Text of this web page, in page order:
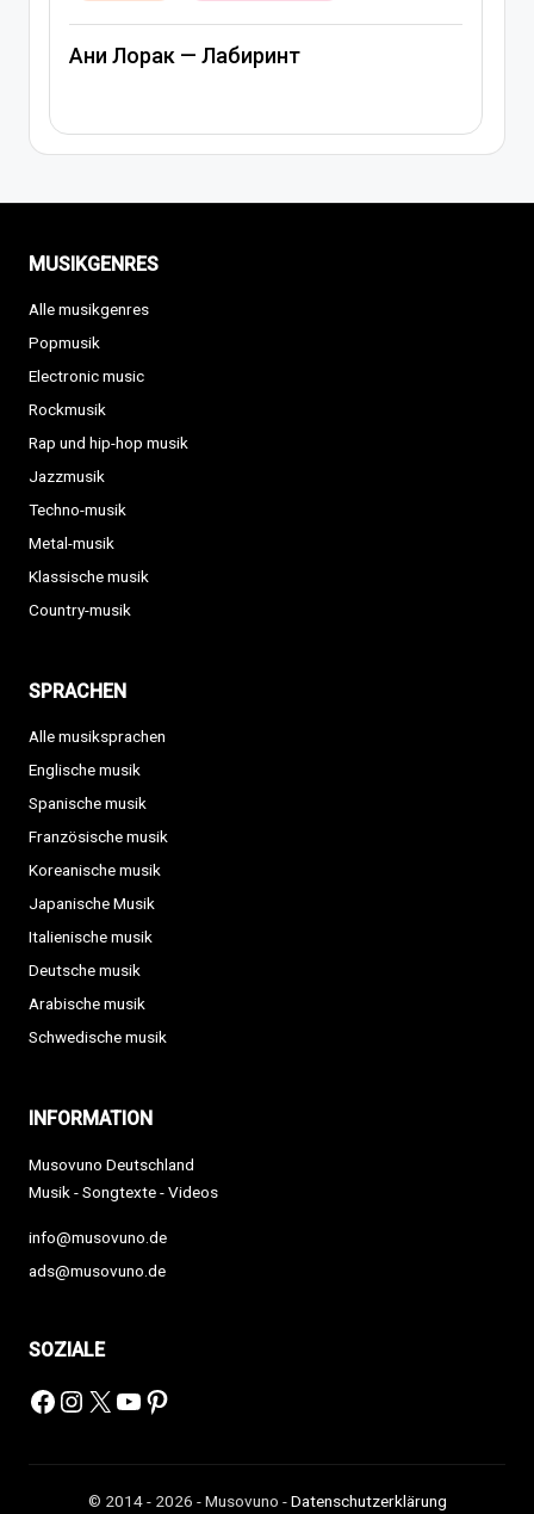
Ани Лорак — Лабиринт
MUSIKGENRES
Alle musikgenres
Popmusik
Electronic music
Rockmusik
Rap und hip-hop musik
Jazzmusik
Techno-musik
Metal-musik
Klassische musik
Country-musik
SPRACHEN
Alle musiksprachen
Englische musik
Spanische musik
Französische musik
Koreanische musik
Japanische Musik
Italienische musik
Deutsche musik
Arabische musik
Schwedische musik
INFORMATION
Musovuno Deutschland
Musik - Songtexte - Videos
info@musovuno.de
ads@musovuno.de
SOZIALE
Facebook
Instagram
X YouTube
Pinterest
© 2014 - 2026 - Musovuno -Datenschutzerklärung